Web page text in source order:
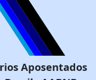
Aposentados